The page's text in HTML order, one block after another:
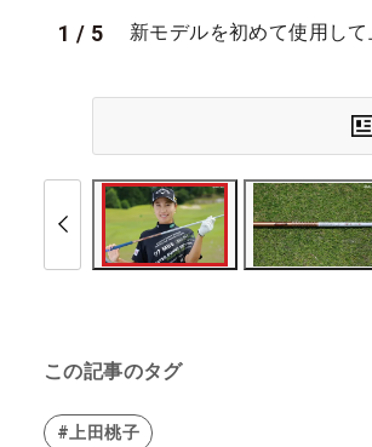
1 / 5 新モデルを初めて使用し
この記事のタグ
#上田桃子